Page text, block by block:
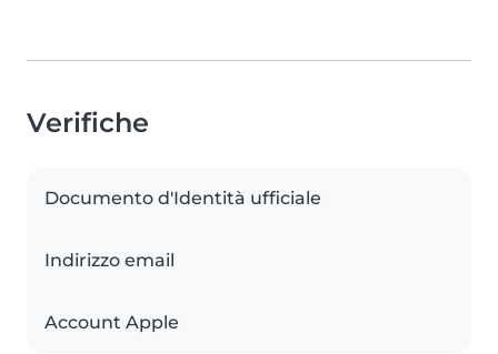
Verifiche
Documento d'Identità ufficiale
Indirizzo email
Account Apple